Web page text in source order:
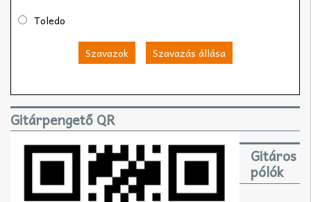
Toledo
Szavazok Szavazás állása
Gitárpengető QR
Gitáros
pólók